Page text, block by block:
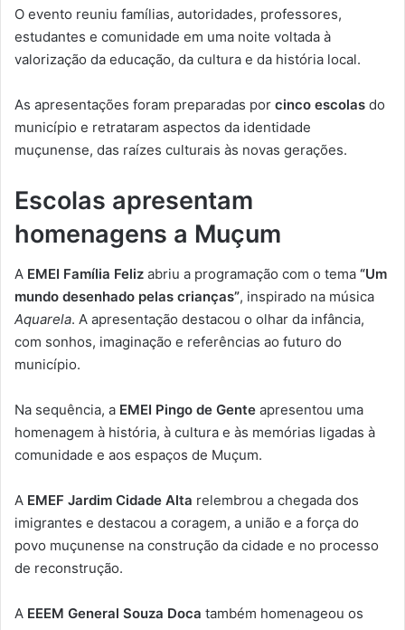
O evento reuniu famílias, autoridades, professores,
estudantes e comunidade em uma noite voltada à
valorização da educação, da cultura e da história local.
As apresentações foram preparadas por cinco escolas do
município e retrataram aspectos da identidade
muçunense, das raízes culturais às novas gerações.
Escolas apresentam
homenagens a Muçum
A EMEI Família Feliz abriu a programação com o tema “Um
mundo desenhado pelas crianças”, inspirado na música
Aquarela. A apresentação destacou o olhar da infância,
com sonhos, imaginação e referências ao futuro do
município.
Na sequência, a EMEI Pingo de Gente apresentou uma
homenagem à história, à cultura e às memórias ligadas à
comunidade e aos espaços de Muçum.
A EMEF Jardim Cidade Alta relembrou a chegada dos
imigrantes e destacou a coragem, a união e a força do
povo muçunense na construção da cidade e no processo
de reconstrução.
A EEEM General Souza Doca também homenageou os